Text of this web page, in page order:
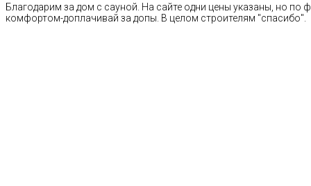
Благодарим за дом с сауной. На сайте одни цены указаны, но по
комфортом-доплачивай за допы. В целом строителям "спасибо".